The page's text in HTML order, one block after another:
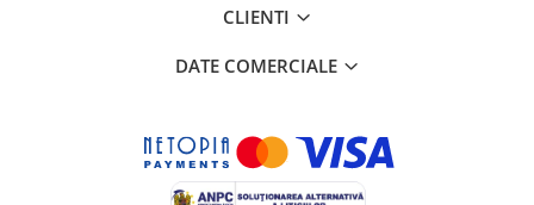
CLIENTI
DATE COMERCIALE